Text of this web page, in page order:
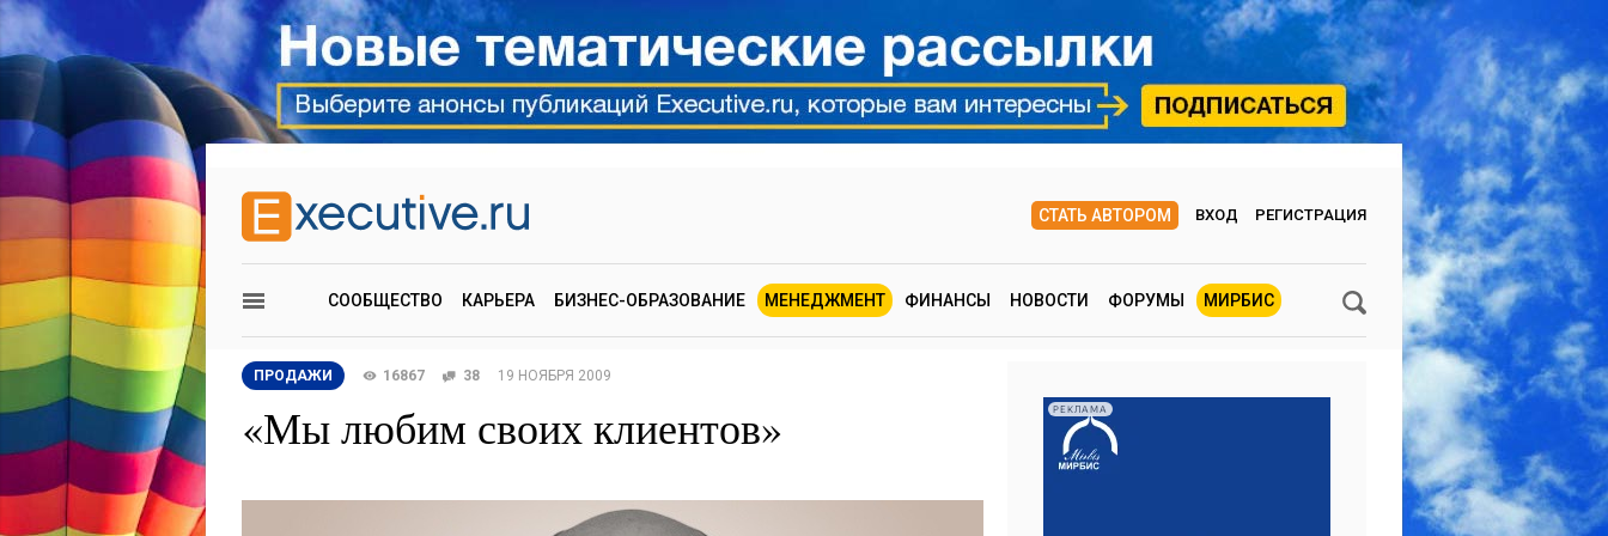
СТАТЬ АВТОРОМ ВХОД РЕГИСТРАЦИЯ
СООБЩЕСТВО КАРЬЕРА БИЗНЕС-ОБРАЗОВАНИЕ МЕНЕДЖМЕНТ ФИНАНСЫ НОВОСТИ ФОРУМЫ МИРБИС
ПРОДАЖИ 16867 38 19 НОЯБРЯ 2009
«Мы любим своих клиентов» РЕКЛАМА